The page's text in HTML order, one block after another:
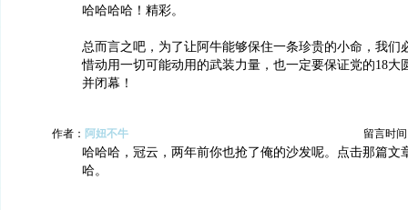
哈哈哈哈！精彩。
总而言之吧，为了让阿牛能够保住一条珍贵的小命，我们
惜动用一切可能动用的武装力量，也一定要保证党的18大
并闭幕！
作者： 阿妞不牛 留言时间
哈哈哈，冠云，两年前你也抢了俺的沙发呢。点击那篇文
哈。